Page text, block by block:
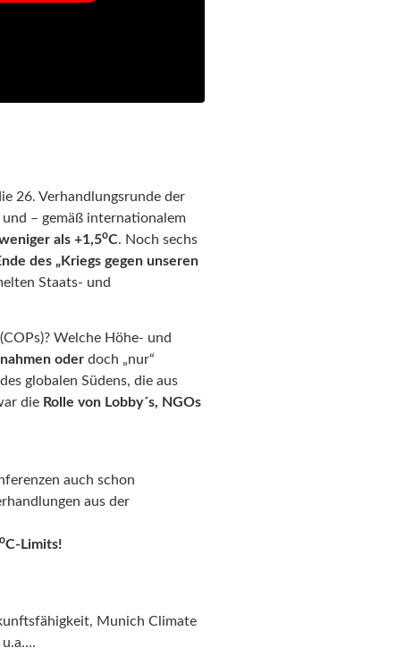
26. Verhandlungsrunde der
– gemäß internationalem
als +1,5oC. Noch sechs
des „Kriegs gegen unseren
Staats- und
Welche Höhe- und
oder doch „nur“
globalen Südens, die aus
die Rolle von Lobby´s, NGOs
auch schon
aus der
oC-Limits!
Munich Climate
u.a….